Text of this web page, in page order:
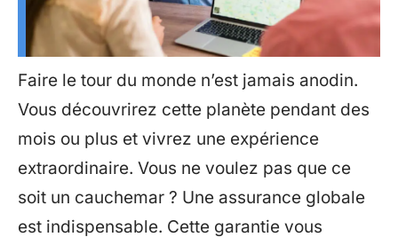
Faire le tour du monde n’est jamais anodin.
Vous découvrirez cette planète pendant des
mois ou plus et vivrez une expérience
extraordinaire. Vous ne voulez pas que ce
soit un cauchemar ? Une assurance globale
est indispensable. Cette garantie vous